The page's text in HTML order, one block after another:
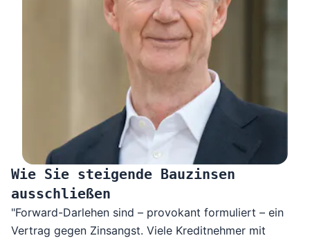
Wie Sie steigende Bauzinsen
ausschließen
"Forward-Darlehen sind – provokant formuliert – ein
Vertrag gegen Zinsangst. Viele Kreditnehmer mit